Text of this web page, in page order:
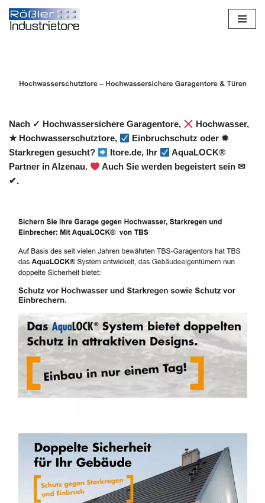
Zum
Nach ✓ Hochwassersichere Garagentore,
Hochwasser,
★ Hochwasserschutztore,
Einbruchschutz oder ✹
Starkregen gesucht?
Itore.de, Ihr
AquaLOCK®
Partner in Alzenau.
Auch Sie werden begeistert sein ✉
✔.